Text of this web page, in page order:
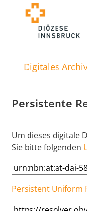
Digitales Archiv
Persistente
Um dieses digitale
Sie bitte folgenden
Persistent Uniform